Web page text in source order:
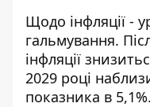
Щодо інфляції -
гальмування.
інфляції
2029 році
показника в 5,1%.